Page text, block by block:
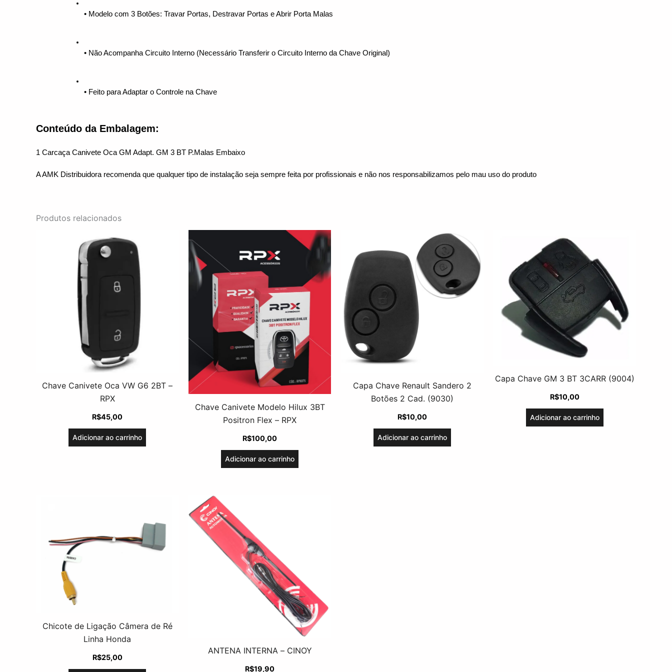
• Modelo com 3 Botões: Travar Portas, Destravar Portas e Abrir Porta Malas
• Não Acompanha Circuito Interno (Necessário Transferir o Circuito Interno da Chave Original)
• Feito para Adaptar o Controle na Chave
Conteúdo da Embalagem:
1 Carcaça Canivete Oca GM Adapt. GM 3 BT P.Malas Embaixo
A AMK Distribuidora recomenda que qualquer tipo de instalação seja sempre feita por profissionais e não nos responsabilizamos pelo mau uso do produto
Produtos relacionados
Chave Canivete Oca VW G6 2BT –
RPX
R$45,00
Adicionar ao carrinho
Chave Canivete Modelo Hilux 3BT
Positron Flex – RPX
R$100,00
Adicionar ao carrinho
Capa Chave Renault Sandero 2
Botões 2 Cad. (9030)
R$10,00
Adicionar ao carrinho
Capa Chave GM 3 BT 3CARR (9004)
R$10,00
Adicionar ao carrinho
Chicote de Ligação Câmera de Ré
Linha Honda
R$25,00
ANTENA INTERNA – CINOY
R$19,90